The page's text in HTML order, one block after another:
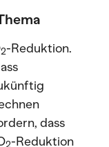
2-Reduktion.
dass
2-Reduktion